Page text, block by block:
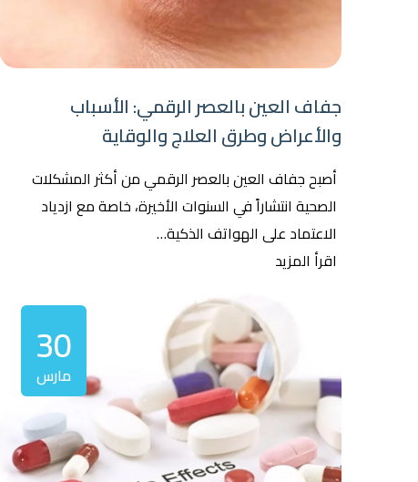
جفاف العين بالعصر الرقمي: الأسباب
والأعراض وطرق العلاج والوقاية
أصبح جفاف العين بالعصر الرقمي من أكثر المشكلات
الصحية انتشاراً في السنوات الأخيرة، خاصة مع ازدياد
الاعتماد على الهواتف الذكية…
اقرأ المزيد
30
مارس